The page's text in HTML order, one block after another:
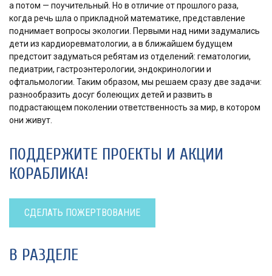
а потом — поучительный. Но в отличие от прошлого раза,
когда речь шла о прикладной математике, представление
поднимает вопросы экологии. Первыми над ними задумались
дети из кардиоревматологии, а в ближайшем будущем
предстоит задуматься ребятам из отделений: гематологии,
педиатрии, гастроэнтерологии, эндокринологии и
офтальмологии. Таким образом, мы решаем сразу две задачи:
разнообразить досуг болеющих детей и развить в
подрастающем поколении ответственность за мир, в котором
они живут.
ПОДДЕРЖИТЕ ПРОЕКТЫ И АКЦИИ
КОРАБЛИКА!
СДЕЛАТЬ ПОЖЕРТВОВАНИЕ
В РАЗДЕЛЕ